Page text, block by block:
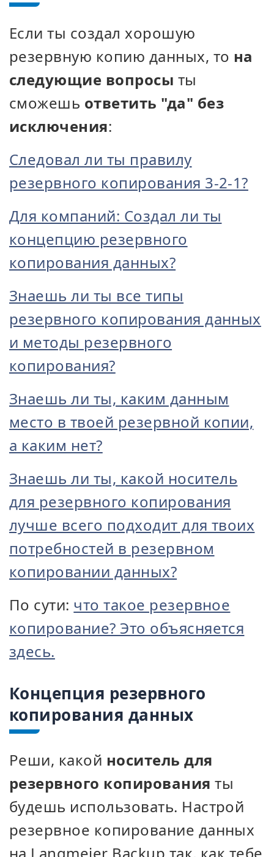
Если ты создал хорошую
резервную копию данных, то на
следующие вопросы ты
сможешь ответить "да" без
исключения:
Следовал ли ты правилу
резервного копирования 3-2-1?
Для компаний: Создал ли ты
концепцию резервного
копирования данных?
Знаешь ли ты все типы
резервного копирования данных
и методы резервного
копирования?
Знаешь ли ты, каким данным
место в твоей резервной копии,
а каким нет?
Знаешь ли ты, какой носитель
для резервного копирования
лучше всего подходит для твоих
потребностей в резервном
копировании данных?
По сути: что такое резервное
копирование? Это объясняется
здесь.
Концепция резервного
копирования данных
Реши, какой носитель для
резервного копирования ты
будешь использовать. Настрой
резервное копирование данных